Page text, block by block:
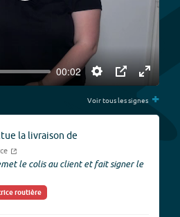
00:02
Settings
PIP
Enter
Voir tous les signes +
la livraison de
le colis au client et fait signer le
routière